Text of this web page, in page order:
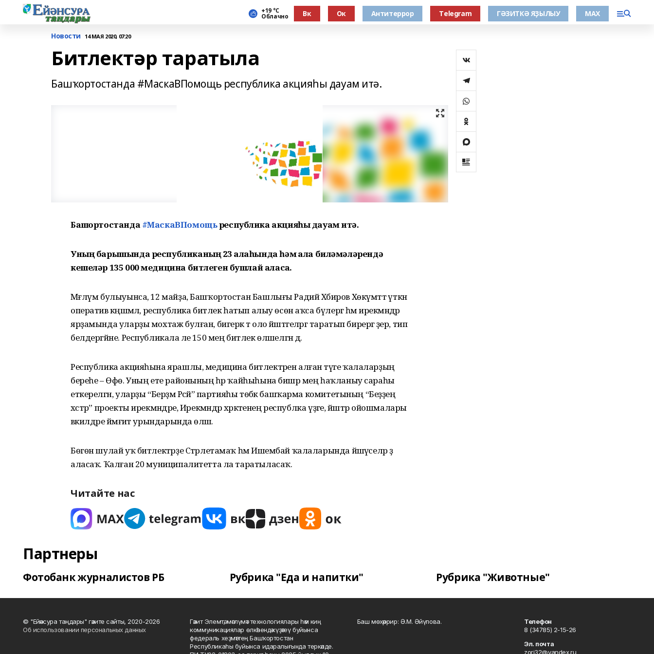
+19 °С
Облачно Вк Ок Антитеррор Тelegram ГӘЗИТКӘ ЯҘЫЛЫУ МАХ
Новости 14 МАЯ 2020, 07:20
Битлектәр таратыла
Башҡортостанда #МаскаВПомощь республика акцияһы дауам итә.
Башҡортостанда #МаскаВПомощьреспублика акцияһы дауам итә.
Уның барышындареспубликаның23 ҡалаһында һәм ҡала биләмәләрендә
кешеләр 135 000 медицина битлеген бушлай аласаҡ.
Мәғлүм булыуынса, 12 майҙа, Башҡортостан Башлығы Радий Хәбиров Хөкүмәттә үткән
оператив кәңәшмәлә, республика битлек һатып алыу өсөн аҡса бүлергә һәм ирекмәндәр
ярҙамында уларҙы мохтаж булған, бигерәк тә оло йәштәгеләргә таратып бирергә әҙер, тип
белдергәйне. Республикала әле 150 мең битлек өләшелгән дә.
Республика акцияһына ярашлы, медицина битлектәрен алған тәүге ҡалаларҙың
береһе – Өфө. Уның ете районының һәр ҡайһыһына бишәр мең һаҡланыу сараһы
еткерелгән, уларҙы “Берҙәм Рәсәй” партияһы төбәк башҡарма комитетының “Беҙҙең
хәстәр” проекты ирекмәндәре, Ирекмәндәр хәрәкәтенең республка үҙәге, йәштәр ойошмалары
вәкилдәре йәмғиәт урындарында өләшә.
Бөгөн шулай уҡ битлектәрҙе Стәрлетамаҡ һәм Ишембай ҡалаларында йәшәүселәр ҙә
аласаҡ. Ҡалған 20 муниципалитетта ла таратыласаҡ.
Читайте нас
Партнеры
Фотобанк журналистов РБ Рубрика "Еда и напитки" Рубрика "Животные"
© "Ейәнсура таңдары" гәзите сайты, 2020-2026
Об использовании персональных данных
Гәзит Элемтә, мәғлүмәт технологиялары һәм киң
коммуникациялар өлкәһендә күҙәтеү буйынса
федераль хеҙмәттең Башҡортостан
Республикаһы буйынса идаралығында теркәлде.
Баш мөхәррир: Ә.М. Әйүпова.
Телефон
8 (34785) 2-15-26
Эл. почта
zori32@yandex.ru